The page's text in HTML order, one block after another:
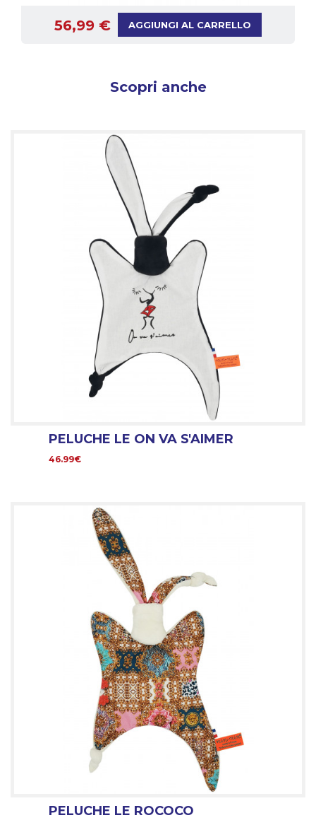
56,99 € AGGIUNGI AL CARRELLO
Scopri anche
PELUCHE LE ON VA S'AIMER
46.99€
PELUCHE LE ROCOCO